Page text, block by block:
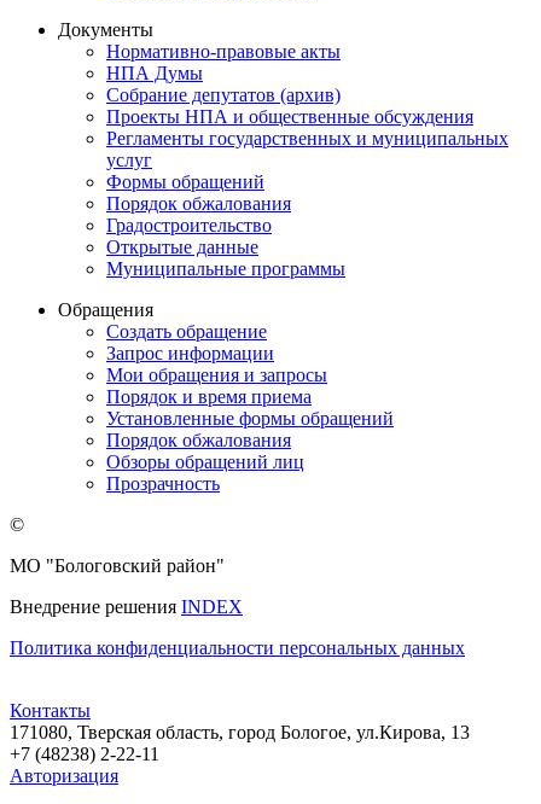
Документы
Нормативно-правовые акты
НПА Думы
Собрание депутатов (архив)
Проекты НПА и общественные обсуждения
Регламенты государственных и муниципальных
услуг
Формы обращений
Порядок обжалования
Градостроительство
Открытые данные
Муниципальные программы
Обращения
Создать обращение
Запрос информации
Мои обращения и запросы
Порядок и время приема
Установленные формы обращений
Порядок обжалования
Обзоры обращений лиц
Прозрачность
©
МО "Бологовский район"
Внедрение решения INDEX
Политика конфиденциальности персональных данных
Контакты
171080, Тверская область, город Бологое, ул.Кирова, 13
+7 (48238) 2-22-11
Авторизация